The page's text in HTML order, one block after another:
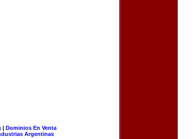
| Dominios En Venta
Argentinas